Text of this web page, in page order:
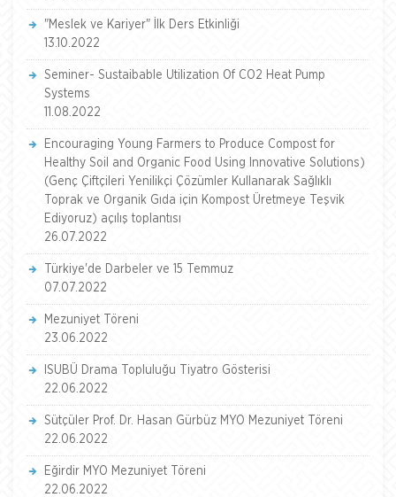
"Meslek ve Kariyer" İlk Ders Etkinliği
13.10.2022
Seminer- Sustaibable Utilization Of CO2 Heat Pump
Systems
11.08.2022
Encouraging Young Farmers to Produce Compost for
Healthy Soil and Organic Food Using Innovative Solutions)
(Genç Çiftçileri Yenilikçi Çözümler Kullanarak Sağlıklı
Toprak ve Organik Gıda için Kompost Üretmeye Teşvik
Ediyoruz) açılış toplantısı
26.07.2022
Türkiye'de Darbeler ve 15 Temmuz
07.07.2022
Mezuniyet Töreni
23.06.2022
ISUBÜ Drama Topluluğu Tiyatro Gösterisi
22.06.2022
Sütçüler Prof. Dr. Hasan Gürbüz MYO Mezuniyet Töreni
22.06.2022
Eğirdir MYO Mezuniyet Töreni
22.06.2022